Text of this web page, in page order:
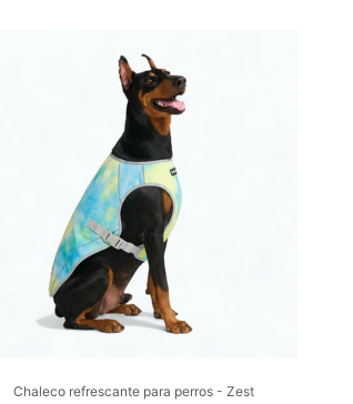
Chaleco refrescante para perros - Zest